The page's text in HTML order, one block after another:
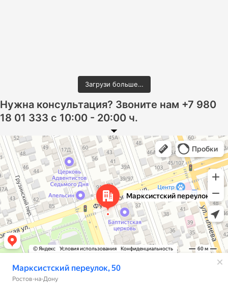
Загрузи больше…
Нужна консультация? Звоните нам +7 980
18 01 333 с 10:00 - 20:00 ч.
Ростов‑на‑Дону
Фурмановская улица, 96 на карте Ростова‑на‑Дону — Яндекс Карты